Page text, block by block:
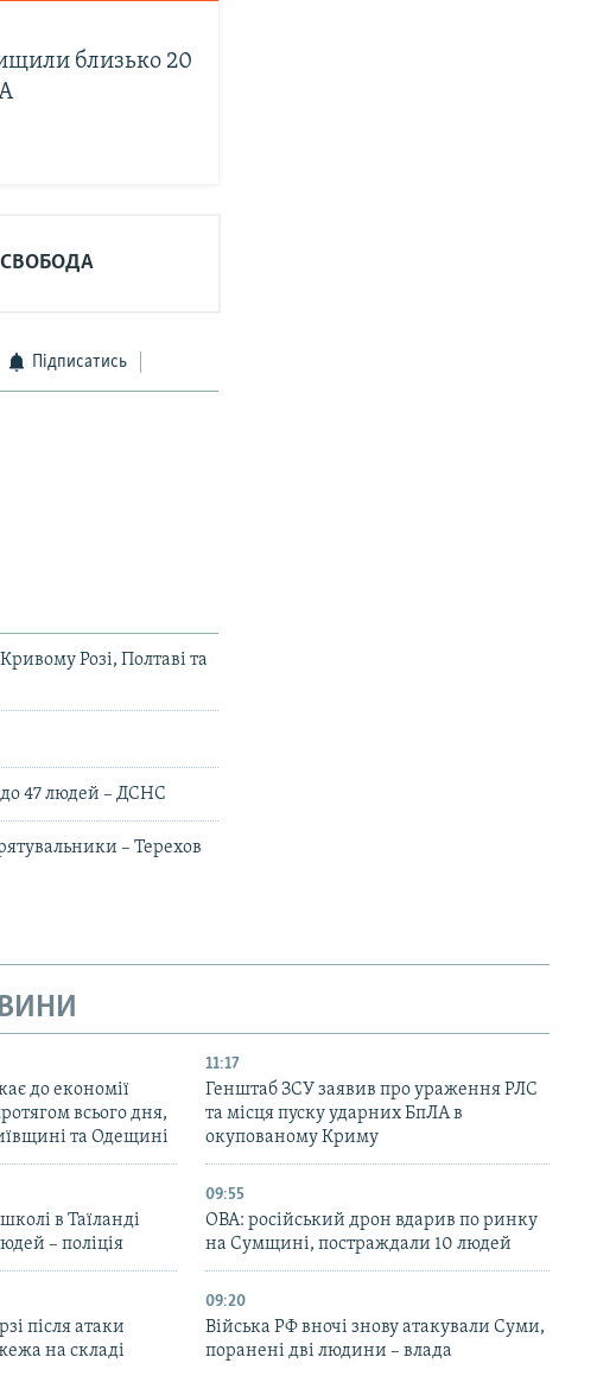
близько 20
СВОБОДА
Підписатись
Розі, Полтаві та
до 47 людей – ДСНС
– Терехов
до економії
всього дня,
та Одещині
11:17
Генштаб ЗСУ заявив про ураження РЛС
та місця пуску ударних БпЛА в
окупованому Криму
в Таїланді
– поліція
09:55
ОВА: російський дрон вдарив по ринку
на Сумщині, постраждали 10 людей
після атаки
на складі
09:20
Війська РФ вночі знову атакували Суми,
поранені дві людини – влада